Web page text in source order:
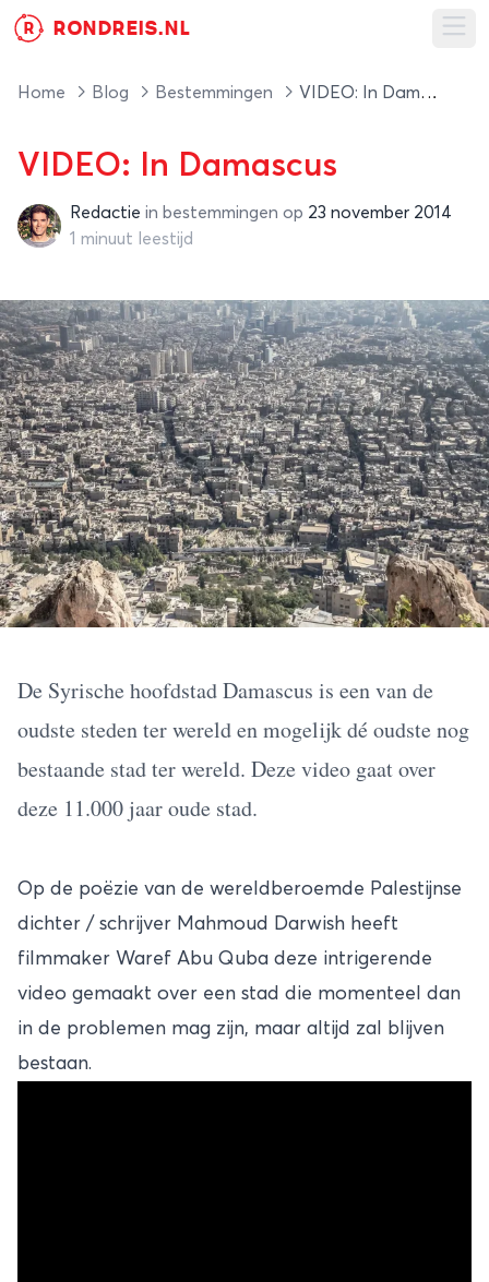
R RONDREIS.NL
Home Blog Bestemmingen VIDEO: In Damascus
VIDEO: In Damascus
RedactieRedactie in bestemmingen op 23 november 2014
1 minuut leestijd
De Syrische hoofdstad Damascus is een van de
oudste steden ter wereld en mogelijk dé oudste nog
bestaande stad ter wereld. Deze video gaat over
deze 11.000 jaar oude stad.
Op de poëzie van de wereldberoemde Palestijnse
dichter / schrijver Mahmoud Darwish heeft
filmmaker Waref Abu Quba deze intrigerende
video gemaakt over een stad die momenteel dan
in de problemen mag zijn, maar altijd zal blijven
bestaan.